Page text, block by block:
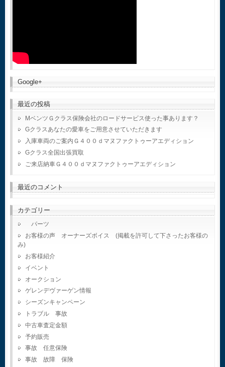
Google+
最近の投稿
MベンツＧクラス保険会社のロードサービス使った事あります？
Gクラスあなたの愛車をご用意させていただきます
入庫車両のご案内Ｇ４００ｄマヌファクトゥーアエディション
Gクラス全国出張買取
ご来店納車Ｇ４００ｄマヌファクトゥーアエディション
最近のコメント
カテゴリー
パーツ
お客様の声 オーナーズボイス (掲載を許可して下さったお客様の
み)
お客様紹介
イベント
オークション
ゲレンデヴァーゲン情報
シーズンキャンペーン
トラブル 事故
中古車査定金額
予約販売
事故 任意保険
事故 故障 保険